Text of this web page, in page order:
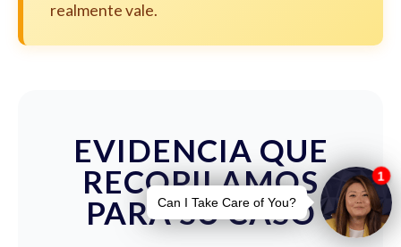
realmente vale.
EVIDENCIA QUE
RECOPILAMOS
PARA SU CASO